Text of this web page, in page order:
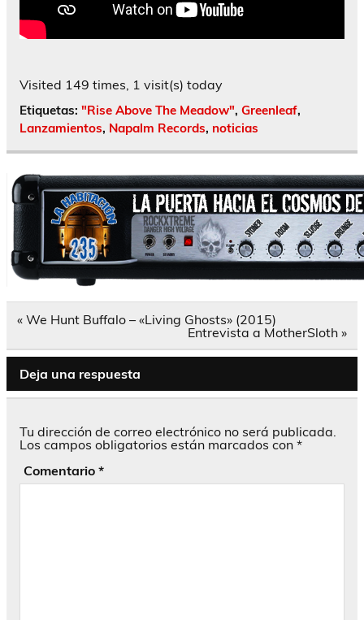
Visited 149 times, 1 visit(s) today
Etiquetas: "Rise Above The Meadow", Greenleaf,
Lanzamientos, Napalm Records, noticias
Navegación
« We Hunt Buffalo – «Living Ghosts» (2015)
Entrevista a MotherSloth »
Deja una respuesta
Tu dirección de correo electrónico no será publicada.
Los campos obligatorios están marcados con *
Comentario *